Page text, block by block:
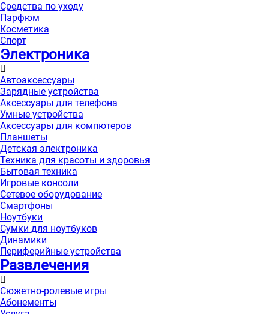
Средства по уходу
Парфюм
Косметика
Спорт
Электроника
Автоаксессуары
Зарядные устройства
Аксессуары для телефона
Умные устройства
Аксессуары для компютеров
Планшеты
Детская электроника
Техника для красоты и здоровья
Бытовая техника
Игровые консоли
Сетевое оборудование
Смартфоны
Ноутбуки
Сумки для ноутбуков
Динамики
Периферийные устройства
Развлечения
Сюжетно-ролевые игры
Абонементы